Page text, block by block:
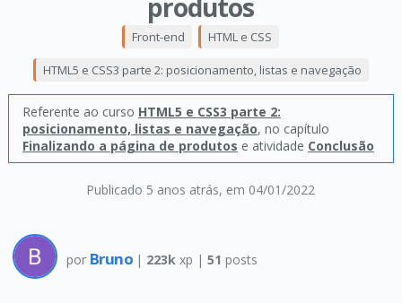
produtos
Publicado 5 anos atrás, em 04/01/2022
Front-end HTML e CSS
HTML5 e CSS3 parte 2: posicionamento, listas e navegação
Referente ao curso HTML5 e CSS3 parte 2:
posicionamento, listas e navegação, no capítulo
Finalizando a página de produtos e atividade Conclusão
por Bruno | 223k xp |51 posts